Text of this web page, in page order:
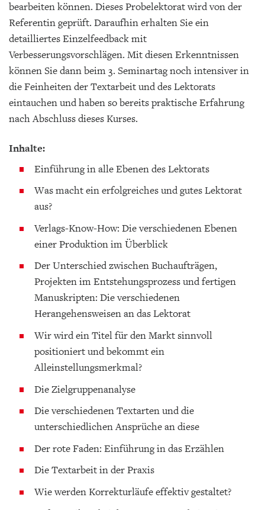
bearbeiten können. Dieses Probelektorat wird von der
Referentin geprüft. Daraufhin erhalten Sie ein
detailliertes Einzelfeedback mit
Verbesserungsvorschlägen. Mit diesen Erkenntnissen
können Sie dann beim 3. Seminartag noch intensiver in
die Feinheiten der Textarbeit und des Lektorats
eintauchen und haben so bereits praktische Erfahrung
nach Abschluss dieses Kurses.
Inhalte:
Einführung in alle Ebenen des Lektorats
Was macht ein erfolgreiches und gutes Lektorat
aus?
Verlags-Know-How: Die verschiedenen Ebenen
einer Produktion im Überblick
Der Unterschied zwischen Buchaufträgen,
Projekten im Entstehungsprozess und fertigen
Manuskripten: Die verschiedenen
Herangehensweisen an das Lektorat
Wir wird ein Titel für den Markt sinnvoll
positioniert und bekommt ein
Alleinstellungsmerkmal?
Die Zielgruppenanalyse
Die verschiedenen Textarten und die
unterschiedlichen Ansprüche an diese
Der rote Faden: Einführung in das Erzählen
Die Textarbeit in der Praxis
Wie werden Korrekturläufe effektiv gestaltet?